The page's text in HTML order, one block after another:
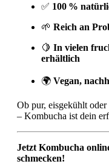
✅ 100 %
🌱 Reich an
🍋 In vielen
erhältlich
🌍 Vegan,
Ob pur, eisgekühlt
– Kombucha ist dein
Jetzt Kombucha
schmecken!